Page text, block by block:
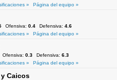
»
Página del equipo »
Ofensiva: 0.4 Defensiva: 4.6
»
Página del equipo »
Ofensiva: 0.3 Defensiva: 6.3
»
Página del equipo »
Caicos